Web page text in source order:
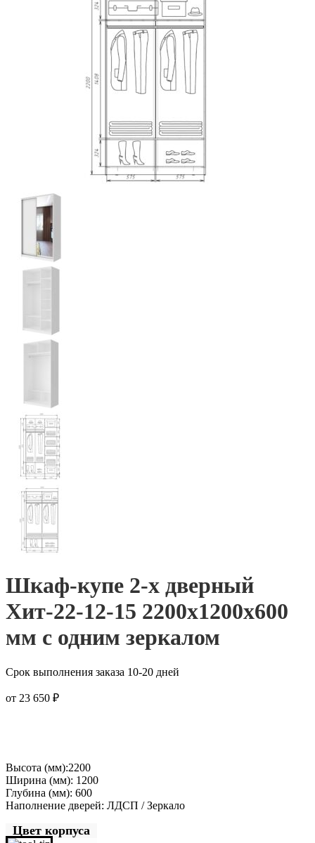
Шкаф-купе 2-х дверный
Хит-22-12-15 2200x1200x600
мм с одним зеркалом
Срок выполнения заказа 10-20 дней
от 23 650 ₽
Высота (мм):2200
Ширина (мм): 1200
Глубина (мм): 600
Наполнение дверей: ЛДСП / Зеркало
Цвет корпуса